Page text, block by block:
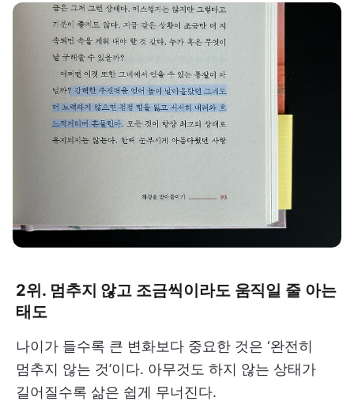
2위. 멈추지 않고 조금씩이라도 움직일 줄 아는
태도
나이가 들수록 큰 변화보다 중요한 것은 ‘완전히
멈추지 않는 것’이다. 아무것도 하지 않는 상태가
길어질수록 삶은 쉽게 무너진다.